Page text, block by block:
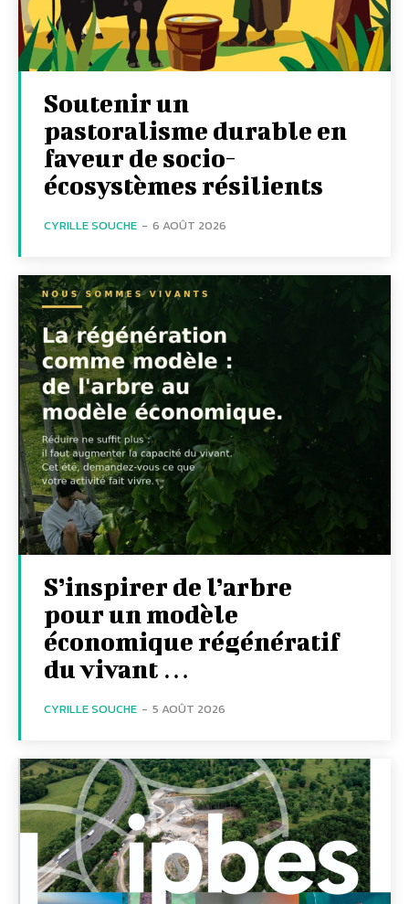
Soutenir un
pastoralisme durable en
faveur de socio-
écosystèmes résilients
CYRILLE SOUCHE - 6 AOÛT 2026
S’inspirer de l’arbre
pour un modèle
économique régénératif
du vivant …
CYRILLE SOUCHE - 5 AOÛT 2026